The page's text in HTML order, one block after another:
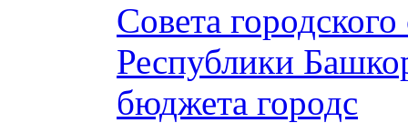
Совета
Республики
бюджета городс